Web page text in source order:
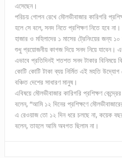
এসেছেন।
পরিচয় গোপন রেখে মৌলভীবাজার কারিগরি
হলে সে বলে, সনদ নিতে প্রশিক্ষণ নিতে হবে
হাজার ও মহিলাদের ১ মাসের ট্রেনিংয়ের জন্য
শুধু প্রয়োজনীয় কাগজ দিয়ে সনদ নিয়ে যাবেন।
এভাবে প্রতিদিনই শতশত সনদ টাকার বিনিময়ে
কোটি কোটি টাকা ব্যয় নির্মিত এই মহতি
বঞ্চিত দেশের সাধারণ মানুষ।
এবিষয়ে মৌলভীবাজার কারিগরি প্রশিক্ষণ
বলেন, “আমি ১২ দিনের প্রশিক্ষণে
এ রেওয়াজ তো ১২ দিন ধরে চলছে না, কয়েক
বলেন, তাহলে আমি অবগত ছিলাম না।